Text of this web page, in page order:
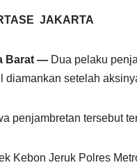
JAKARTA
Barat — Dua pelaku
diamankan setelah
penjambretan tersebut
Kebon Jeruk Polres